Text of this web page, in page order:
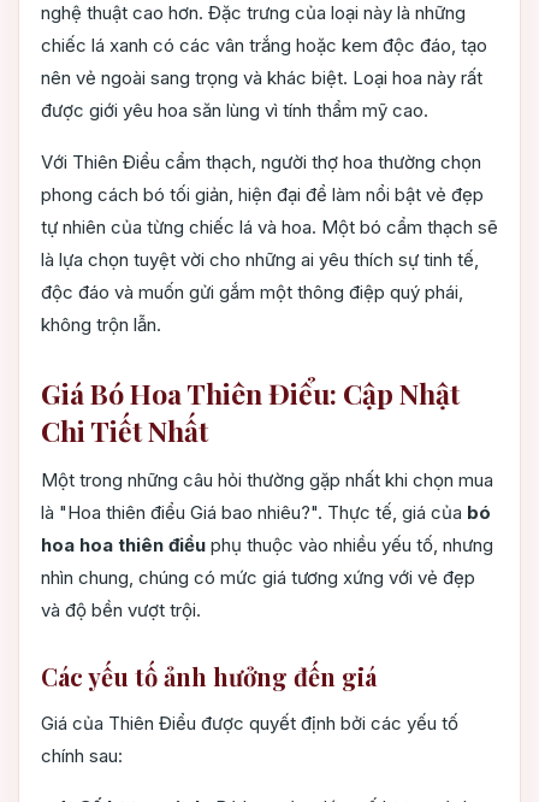
nghệ thuật cao hơn. Đặc trưng của loại này là những
chiếc lá xanh có các vân trắng hoặc kem độc đáo, tạo
nên vẻ ngoài sang trọng và khác biệt. Loại hoa này rất
được giới yêu hoa săn lùng vì tính thẩm mỹ cao.
Với Thiên Điểu cẩm thạch, người thợ hoa thường chọn
phong cách bó tối giản, hiện đại để làm nổi bật vẻ đẹp
tự nhiên của từng chiếc lá và hoa. Một bó cẩm thạch sẽ
là lựa chọn tuyệt vời cho những ai yêu thích sự tinh tế,
độc đáo và muốn gửi gắm một thông điệp quý phái,
không trộn lẫn.
Giá Bó Hoa Thiên Điểu: Cập Nhật
Chi Tiết Nhất
Một trong những câu hỏi thường gặp nhất khi chọn mua
là "Hoa thiên điểu Giá bao nhiêu?". Thực tế, giá của bó
hoa hoa thiên điểu phụ thuộc vào nhiều yếu tố, nhưng
nhìn chung, chúng có mức giá tương xứng với vẻ đẹp
và độ bền vượt trội.
Các yếu tố ảnh hưởng đến giá
Giá của Thiên Điểu được quyết định bởi các yếu tố
chính sau: